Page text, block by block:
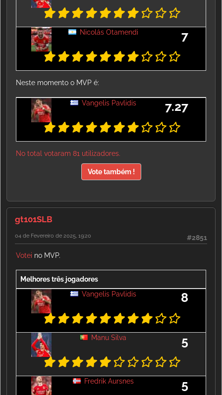
Nicolás Otamendi 7
Neste momento o MVP é:
Vangelis Pavlidis 7.27
No total votaram 81 utilizadores.
Vote também !
gt101SLB
#2851
04 de Fevereiro de 2025, 19:20
Votei no MVP.
Melhores três jogadores
Vangelis Pavlidis
8
Manu Silva 5
Fredrik Aursnes 5